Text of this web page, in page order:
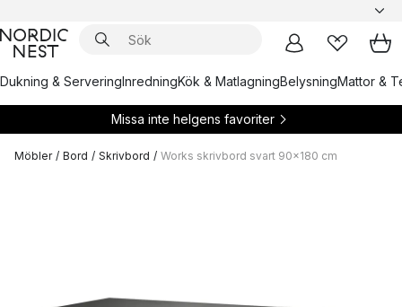
Dukning & ServeringInredningKök & MatlagningBelysningMattor &
Missa inte helgens favoriter
Möbler / Bord / Skrivbord / Works skrivbord svart 90x180 cm